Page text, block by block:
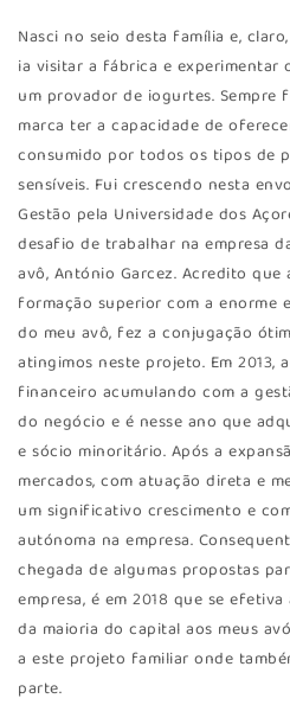
Nasci no seio desta família e,
ia visitar a fábrica e experimentar
um provador de iogurtes. Sempre
marca ter a capacidade de
consumido por todos os tipos de
sensíveis. Fui crescendo nesta
Gestão pela Universidade dos
desafio de trabalhar na empresa
avô, António Garcez. Acredito
formação superior com a enorme
do meu avô, fez a conjugação
atingimos neste projeto. Em
financeiro acumulando com a
do negócio e é nesse ano que
e sócio minoritário. Após a
mercados, com atuação direta e
um significativo crescimento e
autónoma na empresa.
chegada de algumas propostas
empresa, é em 2018 que se
da maioria do capital aos meus
a este projeto familiar onde
parte.